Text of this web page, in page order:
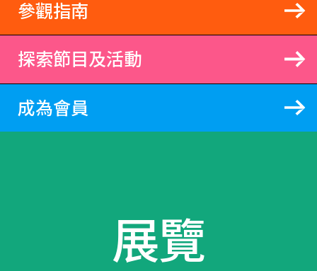
參觀指南
探索節目及活動
成為會員
展覽